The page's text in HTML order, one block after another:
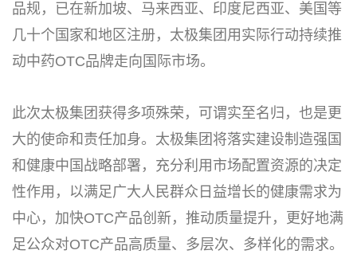
品规，已在新加坡、马来西亚、印度尼西亚、美国等
几十个国家和地区注册，太极集团用实际行动持续推
动中药OTC品牌走向国际市场。
此次太极集团获得多项殊荣，可谓实至名归，也是更
大的使命和责任加身。太极集团将落实建设制造强国
和健康中国战略部署，充分利用市场配置资源的决定
性作用，以满足广大人民群众日益增长的健康需求为
中心，加快OTC产品创新，推动质量提升，更好地满
足公众对OTC产品高质量、多层次、多样化的需求。